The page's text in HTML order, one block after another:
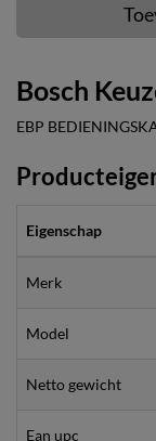
Bosch
EBP
Eigenschap
Merk
Model
Netto gewicht
Ean upc